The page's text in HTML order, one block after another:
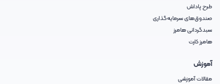
طرح پاداش
صندوق‌های سرمایه‌گذاری
سبدگردانی هامرز
هامرز کارت
آموزش
مقالات آموزشی